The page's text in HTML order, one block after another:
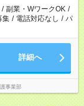
/ 副業・WワークOK /
集 / 電話対応なし / パ
詳細へ
事業部